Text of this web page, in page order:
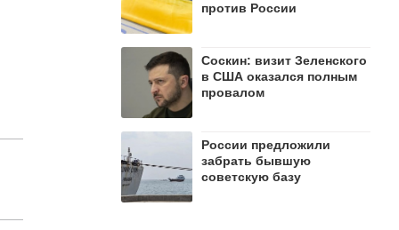
против России
Соскин: визит Зеленского
в США оказался полным
провалом
России предложили
забрать бывшую
советскую базу